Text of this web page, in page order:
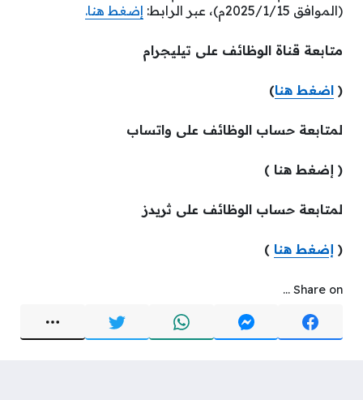
(الموافق 2025/1/15م)، عبر الرابط:
إضغط هنا.
متابعة قناة الوظائف على تيليجرام
( اضغط هنا)
لمتابعة حساب الوظائف على واتساب
( إضغط هنا )
لمتابعة حساب الوظائف على ثريدز
( إضغط هنا )
Share on ...